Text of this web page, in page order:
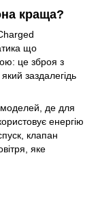
краща?
що
це зброя з
заздалегідь
моделей, де для
енергію
клапан
яке